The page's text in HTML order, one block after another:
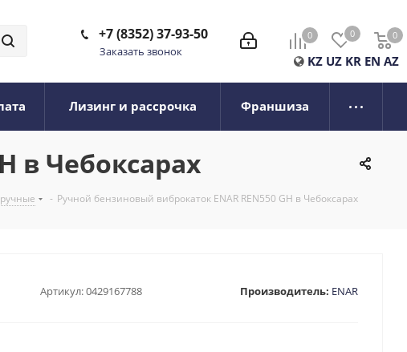
0 0 0
0
KZ UZ KR EN AZ
+7 (8352) 37-93-50
Заказать звонок
Лизинг и рассрочка Франшиза
в Чебоксарах
- Ручной бензиновый виброкаток ENAR REN550 GH в Чебоксарах
Артикул:0429167788 Производитель: ENAR